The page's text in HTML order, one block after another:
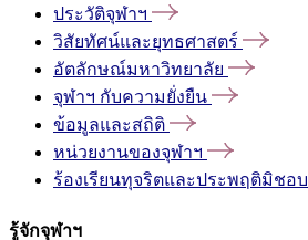
ประวัติจุฬาฯ
วิสัยทัศน์และยุทธศาสตร์
อัตลักษณ์มหาวิทยาลัย
จุฬาฯ กับความยั่งยืน
ข้อมูลและสถิติ
หน่วยงานของจุฬาฯ
ร้องเรียนทุจริตและประพฤติมิชอบ
รู้จักจุฬาฯ